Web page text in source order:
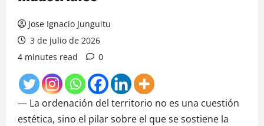
Jose Ignacio Junguitu
3 de julio de 2026
4 minutes read
0
— La ordenación del territorio no es una cuestión
estética, sino el pilar sobre el que se sostiene la